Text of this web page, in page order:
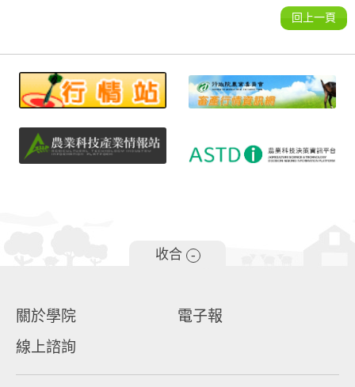
回上一頁
收合 -
關於學院
電子報
線上諮詢